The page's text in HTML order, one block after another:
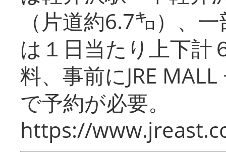
（片道約6.7㌔）、
は１日当たり上下計
料、事前にJRE
で予約が必要。
https://